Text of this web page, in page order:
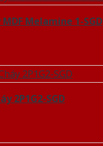
Melamine 1-SGD
2P1G2-SGD